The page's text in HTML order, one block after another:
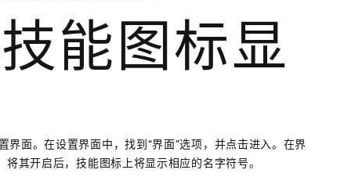
能图标显
面。在设置界面中，找到“界面”选项，并点击进入。在界
其开启后，技能图标上将显示相应的名字符号。